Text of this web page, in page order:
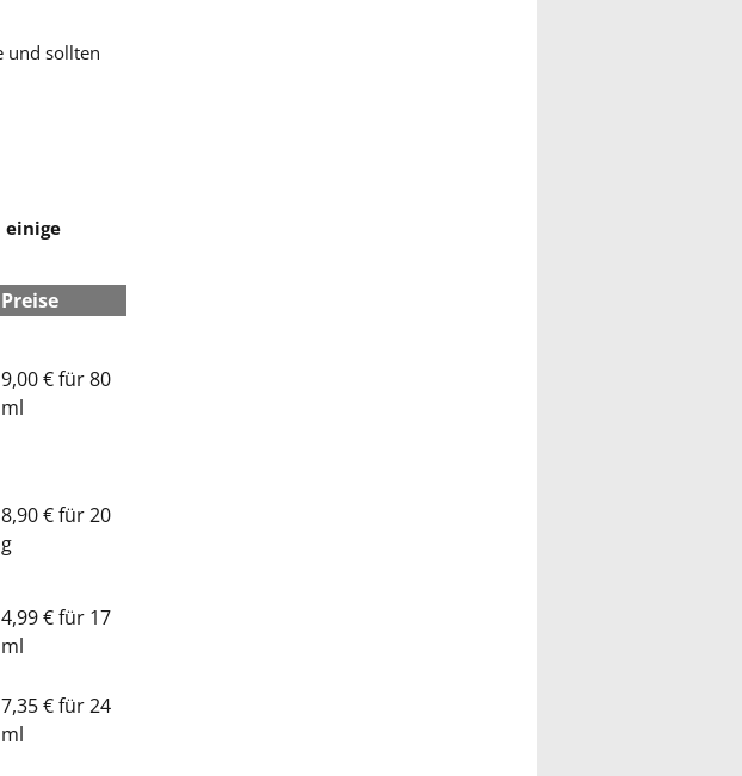
und sollten
einige
Preise
9,00 € für 80
ml
8,90 € für 20
g
4,99 € für 17
ml
7,35 € für 24
ml